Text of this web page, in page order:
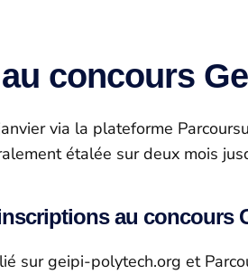
concours
via la plateforme
étalée sur deux mois
au concours
sur geipi-polytech.org et